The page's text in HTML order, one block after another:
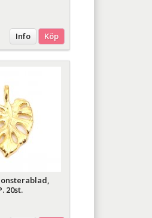
Info Köp
20st.